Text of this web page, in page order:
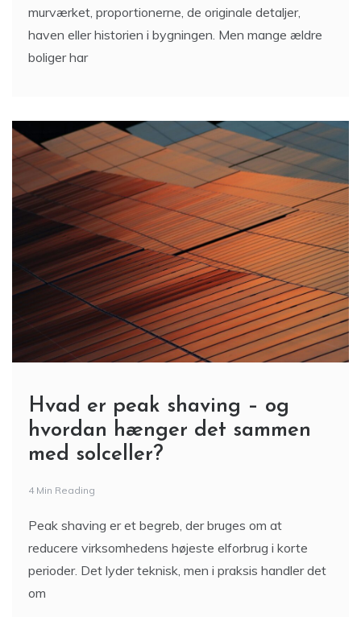
murværket, proportionerne, de originale detaljer,
haven eller historien i bygningen. Men mange ældre
boliger har
Hvad er peak shaving – og
hvordan hænger det sammen
med solceller?
4 Min Reading
Peak shaving er et begreb, der bruges om at
reducere virksomhedens højeste elforbrug i korte
perioder. Det lyder teknisk, men i praksis handler det
om